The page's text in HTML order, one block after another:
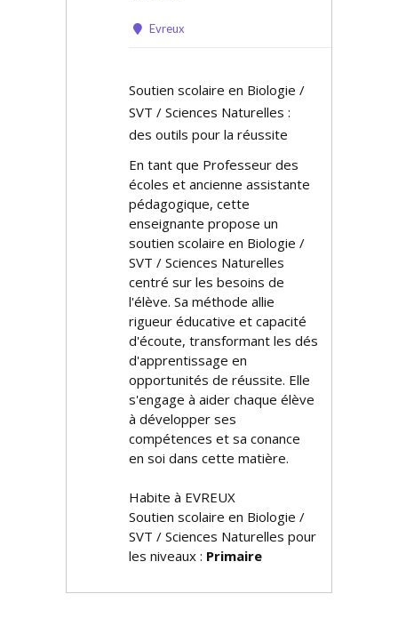
Evreux
Soutien scolaire en Biologie /
SVT / Sciences Naturelles :
des outils pour la réussite
En tant que Professeur des
écoles et ancienne assistante
pédagogique, cette
enseignante propose un
soutien scolaire en Biologie /
SVT / Sciences Naturelles
centré sur les besoins de
l'élève. Sa méthode allie
rigueur éducative et capacité
d'écoute, transformant les défis
d'apprentissage en
opportunités de réussite. Elle
s'engage à aider chaque élève
à développer ses
compétences et sa confiance
en soi dans cette matière.
Habite à EVREUX
Soutien scolaire en Biologie /
SVT / Sciences Naturelles pour
les niveaux : Primaire